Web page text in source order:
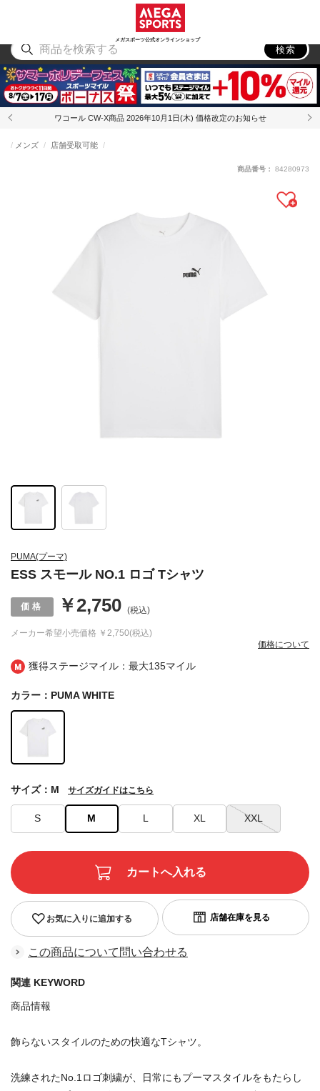
メガスポーツ公式オンラインショップ
アウトドア
検索
ワコール CW-X商品 2026年10月1日(木) 価格改定のお知らせ
獲得ステージマイル：最大135マイル
PUMA(プーマ)
ESS スモール NO.1 ロゴ Tシャツ
メンズ 店舗受取可能
メーカー希望小売価格 ￥2,750(税込)
￥2,750 (税込)
価格について
商品番号： 84280973
カラー：PUMA WHITE
S M L XL XXL
サイズ：M サイズガイドはこちら
お気に入りに追加する
この商品について問い合わせる
関連 KEYWORD
商品情報
飾らないスタイルのための快適なTシャツ。
洗練されたNo.1ロゴ刺繍が、日常にもプーマスタイルをもたらし